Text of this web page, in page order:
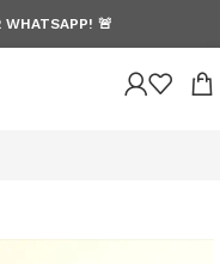
WHATSAPP! 🚨